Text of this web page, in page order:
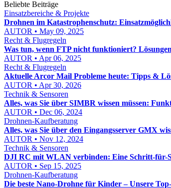
Beliebte Beiträge
Einsatzbereiche & Projekte
Drohnen im Katastrophenschutz:
AUTOR • May 09, 2025
Recht & Flugregeln
Was tun, wenn FTP nicht funktioniert?
AUTOR • Apr 06, 2025
Recht & Flugregeln
Aktuelle Arcor Mail Probleme heute: Tipps &
AUTOR • Apr 30, 2026
Technik & Sensoren
Alles, was Sie über SIMBR wissen müssen:
AUTOR • Dec 06, 2024
Drohnen-Kaufberatung
Alles, was Sie über den Eingangsserver GMX
AUTOR • Nov 12, 2024
Technik & Sensoren
DJI RC mit WLAN verbinden: Eine Schritt-für-
AUTOR • Sep 15, 2025
Drohnen-Kaufberatung
Die beste Nano-Drohne für Kinder – Unsere